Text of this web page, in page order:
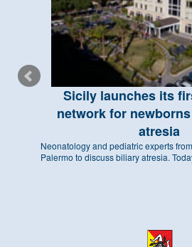
Sicily launches its
network for
atresia
Neonatology and pediatric experts
Palermo to discuss biliary atresia.